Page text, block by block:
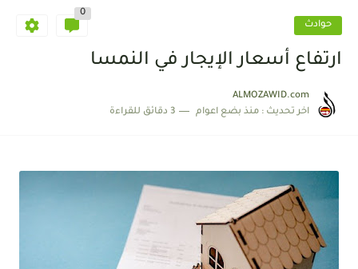
حوادث
0
ارتفاع أسعار الإيجار في النمسا
ALMOZAWID.com
اخر تحديث : منذ بضع اعوام 3 دقائق للقراءة